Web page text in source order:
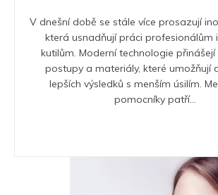
V dnešní době se stále více prosazují
která usnadňují práci profesionálům
kutilům. Moderní technologie přinášejí
postupy a materiály, které umožňují
lepších výsledků s menším úsilím.
pomocníky patří...